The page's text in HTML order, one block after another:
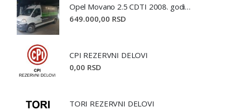
Opel Movano 2.5 CDTI 2008. godište
649.000,00 RSD
CPI REZERVNI DELOVI
0,00 RSD
TORI REZERVNI DELOVI